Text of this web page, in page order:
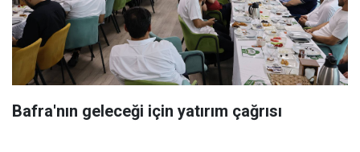
Bafra'nın geleceği için yatırım çağrısı